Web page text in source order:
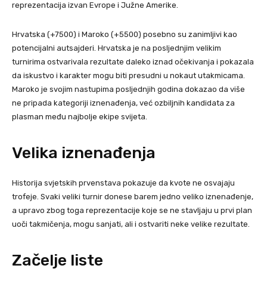
reprezentacija izvan Evrope i Južne Amerike.
Hrvatska (+7500) i Maroko (+5500) posebno su zanimljivi kao
potencijalni autsajderi. Hrvatska je na posljednjim velikim
turnirima ostvarivala rezultate daleko iznad očekivanja i pokazala
da iskustvo i karakter mogu biti presudni u nokaut utakmicama.
Maroko je svojim nastupima posljednjih godina dokazao da više
ne pripada kategoriji iznenađenja, već ozbiljnih kandidata za
plasman među najbolje ekipe svijeta.
Velika iznenađenja
Historija svjetskih prvenstava pokazuje da kvote ne osvajaju
trofeje. Svaki veliki turnir donese barem jedno veliko iznenađenje,
a upravo zbog toga reprezentacije koje se ne stavljaju u prvi plan
uoči takmičenja, mogu sanjati, ali i ostvariti neke velike rezultate.
Začelje liste